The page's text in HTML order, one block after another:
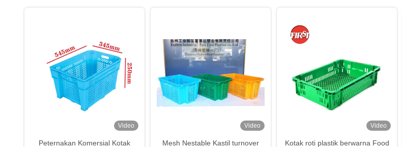
Video
Peternakan Komersial Kotak
Video
Mesh Nestable Kastil turnover
Video
Kotak roti plastik berwarna Food